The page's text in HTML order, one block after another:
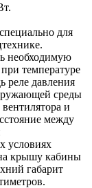
для
необходимую
температуре
реле давления
среды
и
между
условиях
на крышу кабины
габарит